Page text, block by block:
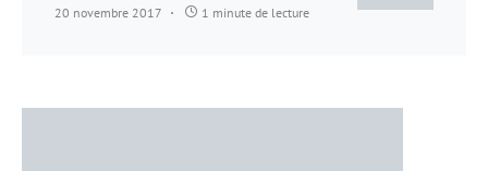
20 novembre 2017 1 minute de lecture